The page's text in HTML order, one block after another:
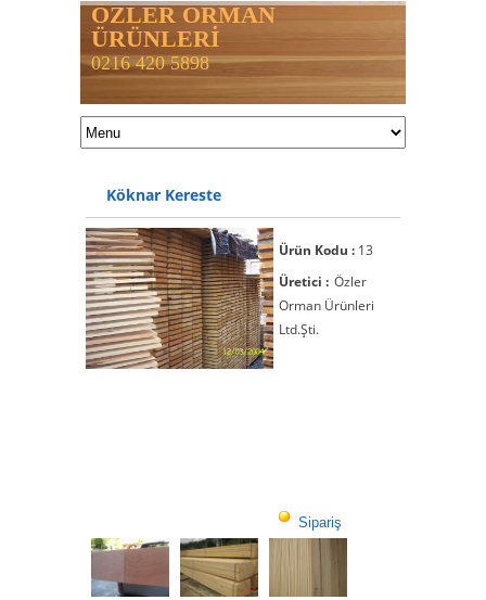
ÖZLER ORMAN
ÜRÜNLERİ
0216 420 5898
Köknar Kereste
Ürün Kodu : 13
Üretici : Özler
Orman Ürünleri
Ltd.Şti.
Sipariş